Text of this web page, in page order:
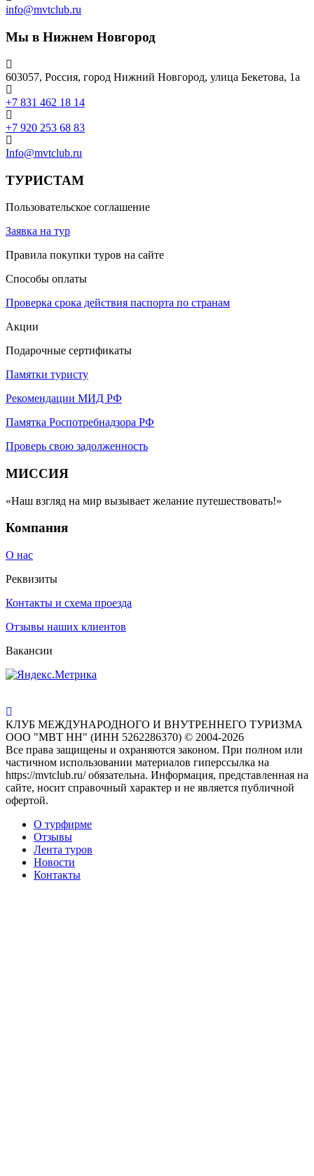
info@mvtclub.ru
Мы в Нижнем Новгород
603057, Россия, город Нижний Новгород, улица Бекетова, 1а
+7 831 462 18 14
+7 920 253 68 83
Info@mvtclub.ru
ТУРИСТАМ
Пользовательское соглашение
Заявка на тур
Правила покупки туров на сайте
Способы оплаты
Проверка срока действия паспорта по странам
Акции
Подарочные сертификаты
Памятки туристу
Рекомендации МИД РФ
Памятка Роспотребнадзора РФ
Проверь свою задолженность
МИССИЯ
«Наш взгляд на мир вызывает желание путешествовать!»
Компания
О нас
Реквизиты
Контакты и схема проезда
Отзывы наших клиентов
Вакансии
КЛУБ МЕЖДУНАРОДНОГО И ВНУТРЕННЕГО ТУРИЗМА
ООО "МВТ НН" (ИНН 5262286370) © 2004-2026
Все права защищены и охраняются законом. При полном или
частичном использовании материалов гиперссылка на
https://mvtclub.ru/ обязательна. Информация, представленная на
сайте, носит справочный характер и не является публичной
офертой.
О турфирме
Отзывы
Лента туров
Новости
Контакты